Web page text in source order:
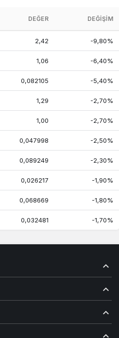
DEĞER DEĞIŞIM
2,42 -9,80%
1,06 -6,40%
0,082105 -5,40%
1,29 -2,70%
1,00 -2,70%
0,047998 -2,50%
0,089249 -2,30%
0,026217 -1,90%
0,068669 -1,80%
0,032481 -1,70%